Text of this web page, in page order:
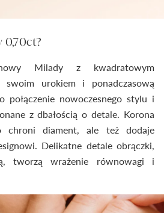
0,70ct?
Milady z kwadratowym
swoim urokiem i ponadczasową
połączenie nowoczesnego stylu i
z dbałością o detale. Korona
chroni diament, ale też dodaje
Delikatne detale obrączki,
tworzą wrażenie równowagi i